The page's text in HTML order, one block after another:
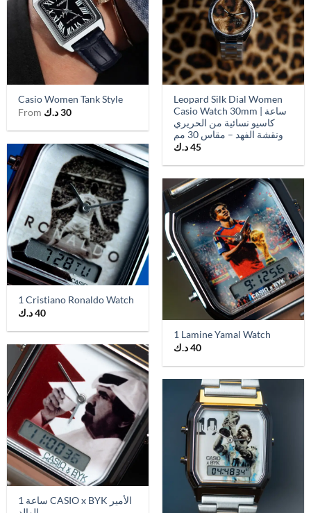
Casio Women Tank Style
From
30د.ك
Leopard Silk Dial Women
Casio Watch 30mm | ساعة
كاسيو نسائية من الحريري
ونقشة الفهد – مقاس 30 مم
45د.ك
1 Cristiano Ronaldo Watch
40د.ك
1 Lamine Yamal Watch
40د.ك
1 ساعة CASIO x BYK الأمير